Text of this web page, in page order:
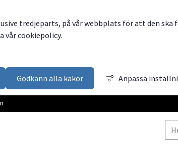
tredjeparts, på vår webbplats för att den ska
vår cookiepolicy.
Godkänn alla kakor Anpassa